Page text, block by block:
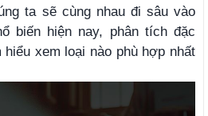
ta sẽ cùng nhau đi sâu vào
biến hiện nay, phân tích đặc
xem loại nào phù hợp nhất